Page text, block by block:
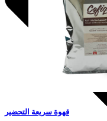
قهوة سريعة التحضير